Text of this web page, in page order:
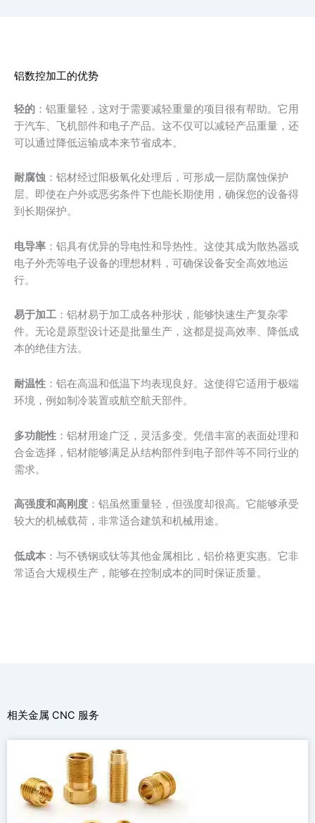
铝数控加工的优势
轻的 ：铝重量轻，这对于需要减轻重量的项目很有帮助。它用
于汽车、飞机部件和电子产品。这不仅可以减轻产品重量，还
可以通过降低运输成本来节省成本。
耐腐蚀 ：铝材经过阳极氧化处理后，可形成一层防腐蚀保护
层。即使在户外或恶劣条件下也能长期使用，确保您的设备得
到长期保护。
电导率 ：铝具有优异的导电性和导热性。这使其成为散热器或
电子外壳等电子设备的理想材料，可确保设备安全高效地运
行。
易于加工 ：铝材易于加工成各种形状，能够快速生产复杂零
件。无论是原型设计还是批量生产，这都是提高效率、降低成
本的绝佳方法。
耐温性 ：铝在高温和低温下均表现良好。这使得它适用于极端
环境，例如制冷装置或航空航天部件。
多功能性 ：铝材用途广泛，灵活多变。凭借丰富的表面处理和
合金选择，铝材能够满足从结构部件到电子部件等不同行业的
需求。
高强度和高刚度 ：铝虽然重量轻，但强度却很高。它能够承受
较大的机械载荷，非常适合建筑和机械用途。
低成本 ：与不锈钢或钛等其他金属相比，铝价格更实惠。它非
常适合大规模生产，能够在控制成本的同时保证质量。
相关金属 CNC 服务